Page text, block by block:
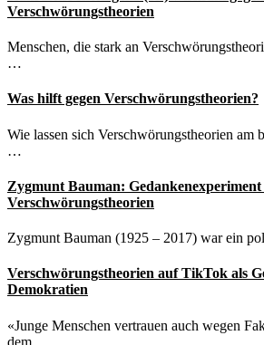
Verschwörungstheorien
Menschen, die stark an
…
Was hilft gegen Verschwörungstheorien?
Wie lassen sich Verschwörungstheorien am
…
Zygmunt Bauman: Gedankenexperiment
Verschwörungstheorien
Zygmunt Bauman (1925 – 2017) war ein
Verschwörungstheorien auf TikTok als
Demokratien
«Junge Menschen vertrauen auch wegen
dem …